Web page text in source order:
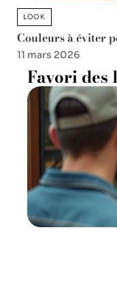
LOOK
Couleurs à éviter
11 mars 2026
Favori des